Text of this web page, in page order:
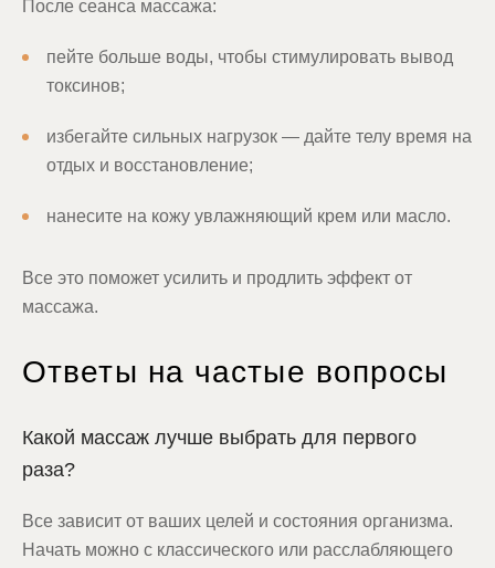
После сеанса массажа:
пейте больше воды, чтобы стимулировать вывод
токсинов;
избегайте сильных нагрузок — дайте телу время на
отдых и восстановление;
нанесите на кожу увлажняющий крем или масло.
Все это поможет усилить и продлить эффект от
массажа.
Ответы на частые вопросы
Какой массаж лучше выбрать для первого
раза?
Все зависит от ваших целей и состояния организма.
Начать можно с классического или расслабляющего